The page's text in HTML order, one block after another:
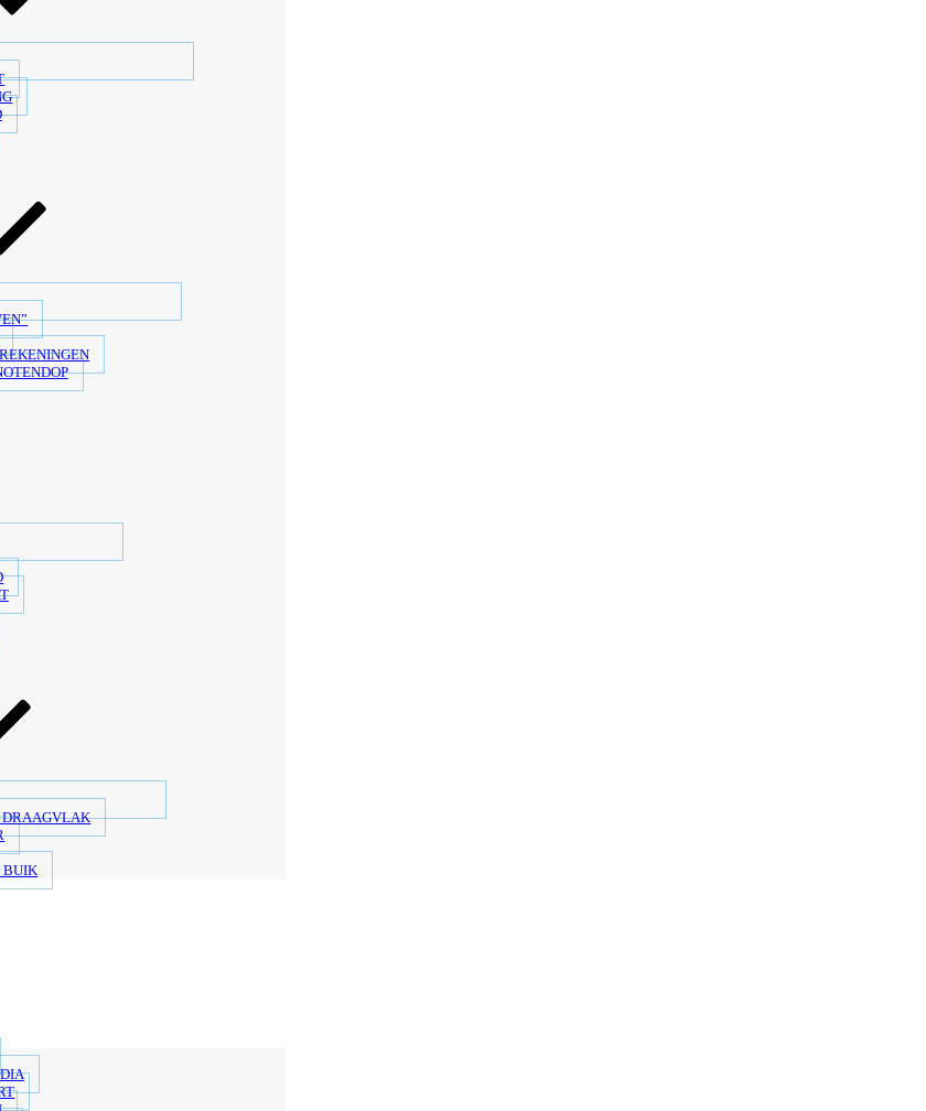
DRAAGVLAK
BUIK